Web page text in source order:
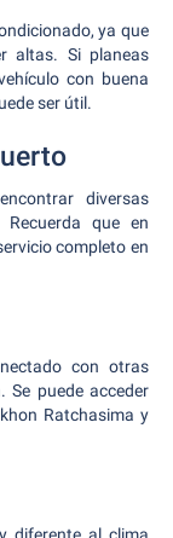
ya que
altas. Si planeas
con buena
ser útil.
diversas
que en
completo en
con otras
Se puede acceder
Ratchasima y